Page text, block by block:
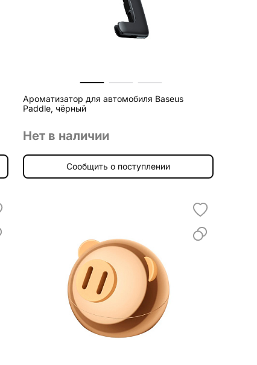
Ароматизатор для автомобиля Baseus
Paddle, чёрный
Нет в наличии
Сообщить о поступлении